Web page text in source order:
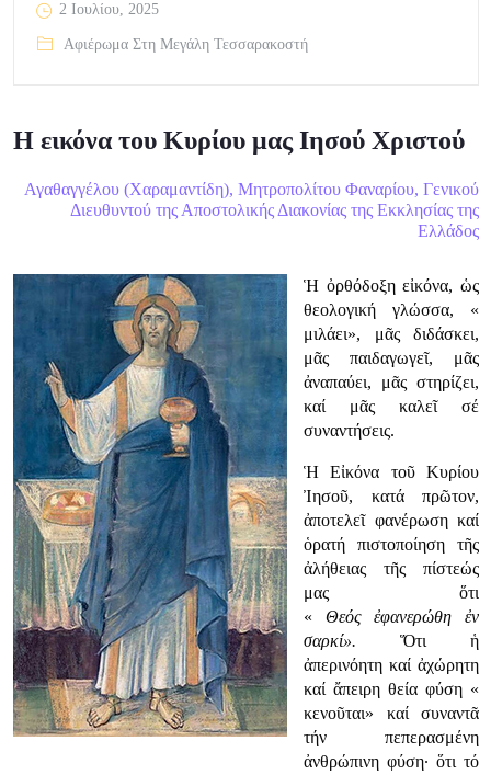
2 Ιουλίου, 2025
Αφιέρωμα Στη Μεγάλη Τεσσαρακοστή
Η εικόνα του Κυρίου μας Ιησού Χριστού
Αγαθαγγέλου (Χαραμαντίδη), Μητροπολίτου Φαναρίου, Γενικού
Διευθυντού της Αποστολικής Διακονίας της Εκκλησίας της
Ελλάδος
Ἡ ὀρθόδοξη εἰκόνα, ὡς
θεολογική γλώσσα, «
μιλάει», μᾶς διδάσκει,
μᾶς παιδαγωγεῖ, μᾶς
ἀναπαύει, μᾶς στηρίζει,
καί μᾶς καλεῖ σέ
συναντήσεις.
Ἡ Εἰκόνα τοῦ Κυρίου
Ἰησοῦ, κατά πρῶτον,
ἀποτελεῖ φανέρωση καί
ὁρατή πιστοποίηση τῆς
ἀλήθειας τῆς πίστεώς
μας ὅτι
« Θεόςἐφανερώθη ἐν
σαρκί». Ὅτι ἡ
ἀπερινόητη καί ἀχώρητη
καί ἄπειρη θεία φύση «
κενοῦται» καί συναντᾶ
τήν πεπερασμένη
ἀνθρώπινη φύση· ὅτι τό